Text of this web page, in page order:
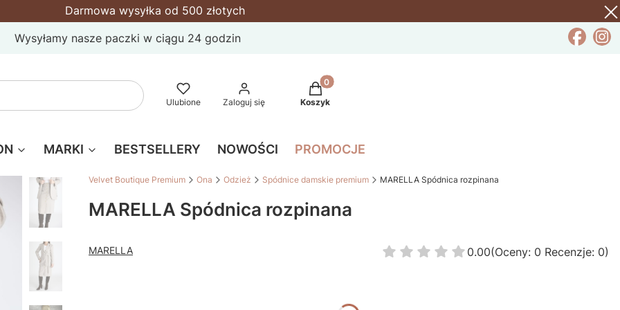
Darmowa wysyłka od 500 złotych
Wysyłamy nasze paczki w ciągu 24 godzin
Szukaj Ulubione Zaloguj się
Produkty w koszyku: 0. Zobacz szczegóły
Koszyk
MARKI BESTSELLERY NOWOŚCI PROMOCJE
Velvet Boutique Premium Ona Odzież Spódnice damskie premium MARELLA Spódnica rozpinana
MARELLA Spódnica rozpinana
MARELLA 0.00(Oceny: 0 Recenzje: 0)
Przejdź do sekcji Opinie